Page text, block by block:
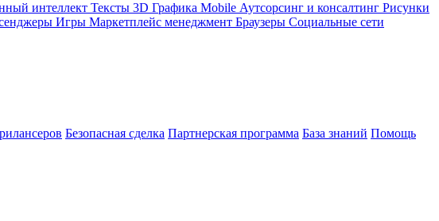
интеллект Тексты 3D Графика Mobile Аутсорсинг и консалтинг Рисунки
Игры Маркетплейс менеджмент Браузеры Социальные сети
Безопасная сделка Партнерская программа База знаний Помощь